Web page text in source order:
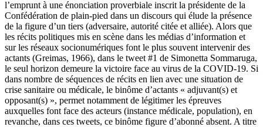
l’emprunt à une énonciation proverbiale inscrit la présidente de la
Confédération de plain-pied dans un discours qui élude la présence
de la figure d’un tiers (adversaire, autorité citée et alliée). Alors que
les récits politiques mis en scène dans les médias d’information et
sur les réseaux socionumériques font le plus souvent intervenir des
actants (Greimas, 1966), dans le tweet #1 de Simonetta Sommaruga,
le seul horizon demeure la victoire face au virus de la COVID-19. Si
dans nombre de séquences de récits en lien avec une situation de
crise sanitaire ou médicale, le binôme d’actants « adjuvant(s) et
opposant(s) », permet notamment de légitimer les épreuves
auxquelles font face des acteurs (instance médicale, population), en
revanche, dans ces tweets, ce binôme figure d’abonné absent. A titre